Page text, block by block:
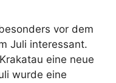
vor dem
Juli interessant.
eine neue
wurde eine